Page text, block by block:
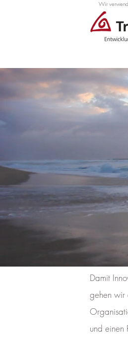
Wir
Damit
gehen wir
und einen